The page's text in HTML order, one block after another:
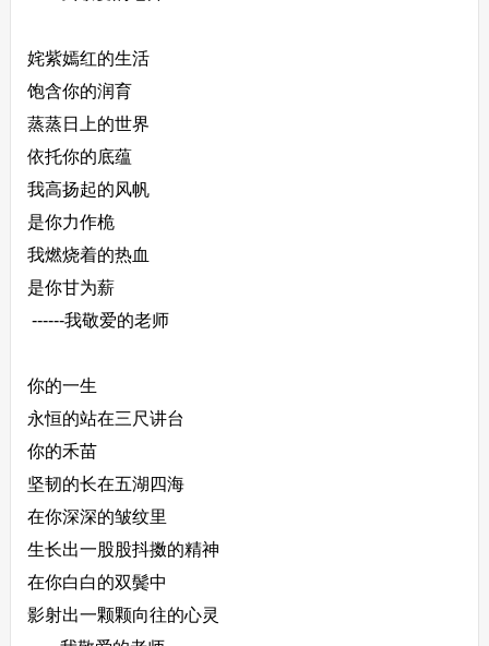
姹紫嫣红的生活
饱含你的润育
蒸蒸日上的世界
依托你的底蕴
我高扬起的风帆
是你力作桅
我燃烧着的热血
是你甘为薪
------我敬爱的老师
你的一生
永恒的站在三尺讲台
你的禾苗
坚韧的长在五湖四海
在你深深的皱纹里
生长出一股股抖擞的精神
在你白白的双鬓中
影射出一颗颗向往的心灵